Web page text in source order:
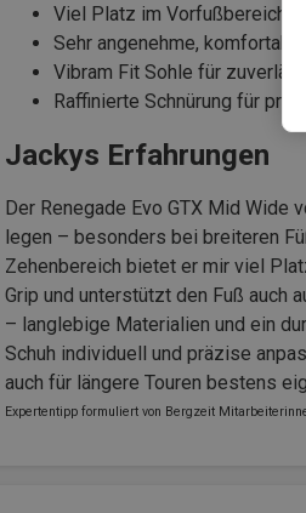
Viel Platz im Vorfußbereich
Sehr angenehme,
Vibram Fit Sohle für
Raffinierte Schnürung für
Jackys Erfahrungen
Der Renegade Evo GTX Mid Wide
legen – besonders bei breiteren
Zehenbereich bietet er mir viel
Grip und unterstützt den Fuß auch
– langlebige Materialien und ein
Schuh individuell und präzise
auch für längere Touren bestens
Expertentipp formuliert von Bergzeit